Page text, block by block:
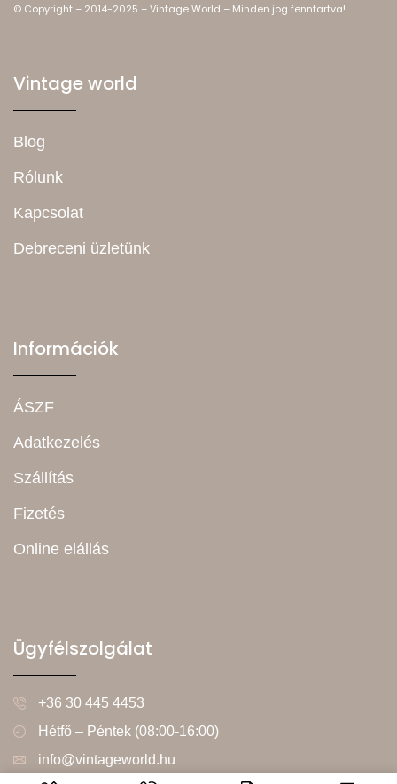
© Copyright – 2014-2025 – Vintage World – Minden jog fenntartva!
Vintage world
Blog
Rólunk
Kapcsolat
Debreceni üzletünk
Információk
ÁSZF
Adatkezelés
Szállítás
Fizetés
Online elállás
Ügyfélszolgálat
+36 30 445 4453
Hétfő – Péntek (08:00-16:00)
info@vintageworld.hu